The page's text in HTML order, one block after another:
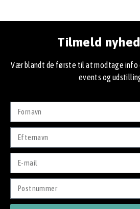
Tilmeld
Vær blandt de første til at modtage info
events og